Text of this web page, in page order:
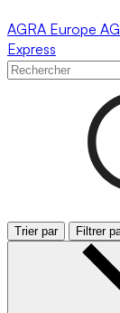
AGRA Europe
Express
Trier par Filtrer